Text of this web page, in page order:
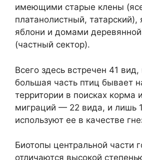
имеющими старые клены
платанолистный, татарский),
яблони и домами деревянной
(частный сектор).
Всего здесь встречен 41 вид,
большая часть птиц бывает
территории в поисках корма
миграций — 22 вида, и лишь
используют ее в качестве
Биотопы центральной части
отличаются высокой